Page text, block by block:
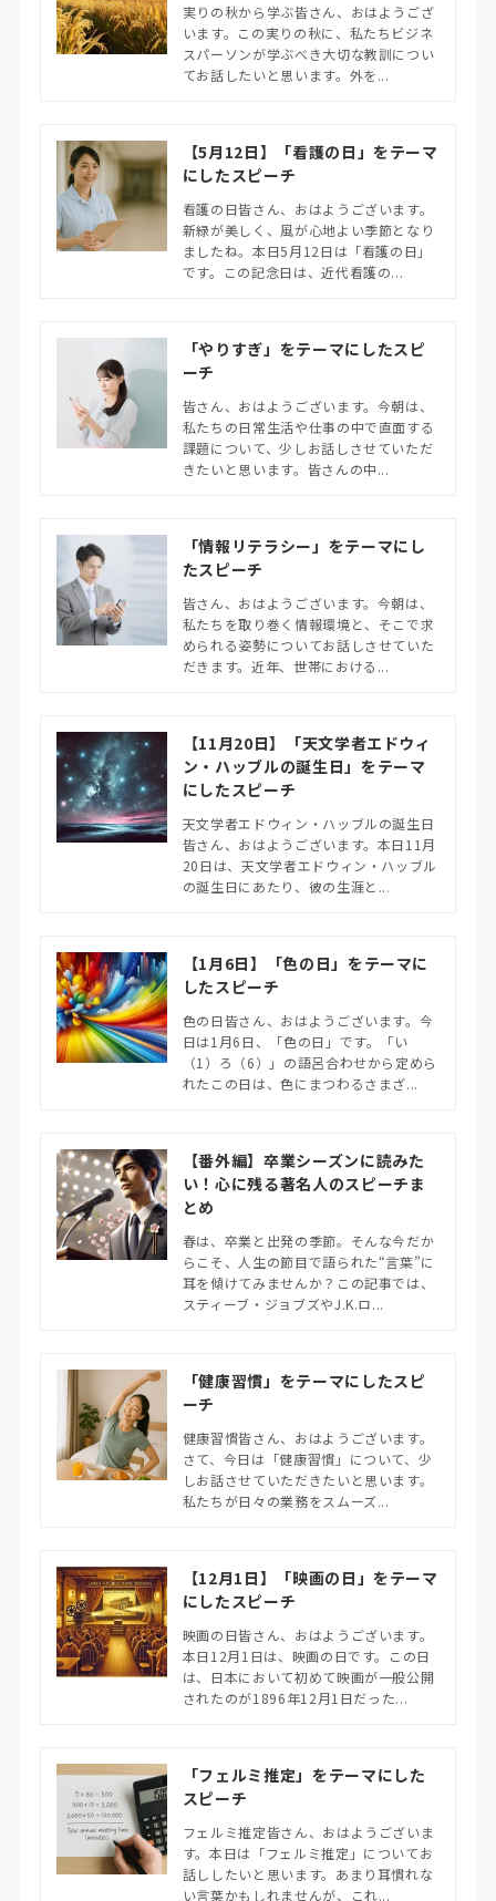
実りの秋から学ぶ皆さん、おはようござ
います。この実りの秋に、私たちビジネ
スパーソンが学ぶべき大切な教訓につい
てお話したいと思います。外を...
【5月12日】「看護の日」をテーマ
にしたスピーチ
看護の日皆さん、おはようございます。
新緑が美しく、風が心地よい季節となり
ましたね。本日5月12日は「看護の日」
です。この記念日は、近代看護の...
「やりすぎ」をテーマにしたスピ
ーチ
皆さん、おはようございます。今朝は、
私たちの日常生活や仕事の中で直面する
課題について、少しお話しさせていただ
きたいと思います。皆さんの中...
「情報リテラシー」をテーマにし
たスピーチ
皆さん、おはようございます。今朝は、
私たちを取り巻く情報環境と、そこで求
められる姿勢についてお話しさせていた
だきます。近年、世帯における...
【11月20日】「天文学者エドウィ
ン・ハッブルの誕生日」をテーマ
にしたスピーチ
天文学者エドウィン・ハッブルの誕生日
皆さん、おはようございます。本日11月
20日は、天文学者エドウィン・ハッブル
の誕生日にあたり、彼の生涯と...
【1月6日】「色の日」をテーマに
したスピーチ
色の日皆さん、おはようございます。今
日は1月6日、「色の日」です。「い
（1）ろ（6）」の語呂合わせから定めら
れたこの日は、色にまつわるさまざ...
【番外編】卒業シーズンに読みた
い！心に残る著名人のスピーチま
とめ
春は、卒業と出発の季節。そんな今だか
らこそ、人生の節目で語られた“言葉”に
耳を傾けてみませんか？この記事では、
スティーブ・ジョブズやJ.K.ロ...
「健康習慣」をテーマにしたスピ
ーチ
健康習慣皆さん、おはようございます。
さて、今日は「健康習慣」について、少
しお話させていただきたいと思います。
私たちが日々の業務をスムーズ...
【12月1日】「映画の日」をテーマ
にしたスピーチ
映画の日皆さん、おはようございます。
本日12月1日は、映画の日です。この日
は、日本において初めて映画が一般公開
されたのが1896年12月1日だった...
「フェルミ推定」をテーマにした
スピーチ
フェルミ推定皆さん、おはようございま
す。本日は「フェルミ推定」についてお
話ししたいと思います。あまり耳慣れな
い言葉かもしれませんが、これ...